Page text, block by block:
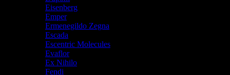
Eisenberg
Emper
Ermenegildo Zegna
Escada
Escentric Molecules
Evaflor
Ex Nihilo
Fendi